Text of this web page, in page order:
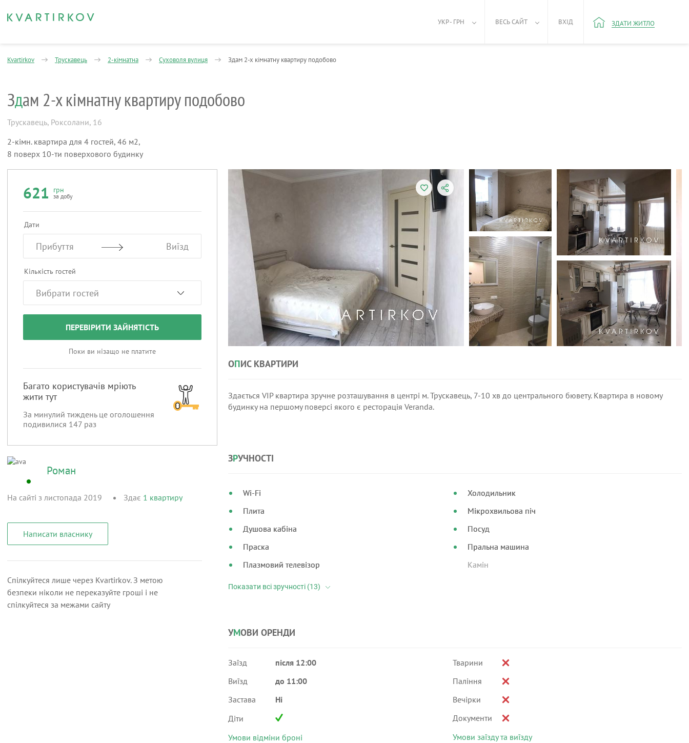
УКР - ГРН ВЕСЬ САЙТ ВХІД ЗДАТИ ЖИТЛО
Kvartirkov Трускавець 2-кімнатна Суховоля вулиця Здам 2-х кімнатну квартиру подобово
Здам 2-х кімнатну квартиру подобово
Трускавець, Роксолани, 16
2-кімн. квартира для 4 гостей, 46 м2,
8 поверх 10-ти поверхового будинку
621 грн
за добу
Дати
Прибуття Виїзд
Кількість гостей
ПЕРЕВІРИТИ ЗАЙНЯТІСТЬ
Поки ви нізащо не платите
Багато користувачів мріють
жити тут
За минулий тиждень це оголошення
подивилися 147 раз
Роман
На сайті з листопада 2019 Здає 1 квартиру
Написати власнику
Спілкуйтеся лише через Kvartirkov. З метою
безпеки ніколи не переказуйте гроші і не
спілкуйтеся за межами сайту
ОПИС КВАРТИРИ
Здається VIP квартира зручне розташування в центрі м. Трускавець, 7-10 хв до центрального бювету. Квартира в новому
будинку на першому поверсі якого є ресторація Veranda.
ЗРУЧНОСТІ
Wi-Fi
Плита
Душова кабіна
Праска
Плазмовий телевізор
Холодильник
Мікрохвильова піч
Посуд
Пральна машина
Камін
УМОВИ ОРЕНДИ
Заїзд
після 12:00
Виїзд
до 11:00
Застава
Ні
Діти
Умови відміни броні
Тварини
Паління
Вечірки
Документи
Умови заїзду та виїзду